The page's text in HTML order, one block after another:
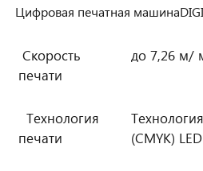
Цифровая печатная
Скорость
печати
до 7,26 м/
Технология
печати
(CMYK)